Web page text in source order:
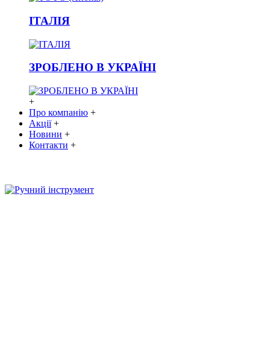
ІТАЛІЯ
ЗРОБЛЕНО В УКРАЇНІ
+
Про компанію +
Акції +
Новини +
Контакти +